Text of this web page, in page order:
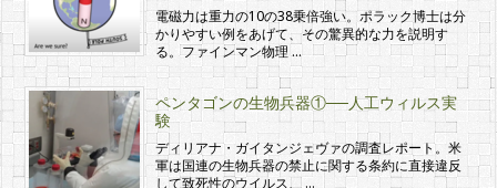
電磁力は重力の10の38乗倍強い。ポラック博士は分
かりやすい例をあげて、その驚異的な力を説明す
る。ファインマン物理 …
ペンタゴンの生物兵器①──人工ウィルス実
験
ディリアナ・ガイタンジェヴァの調査レポート。米
軍は国連の生物兵器の禁止に関する条約に直接違反
して致死性のウイルス、 …